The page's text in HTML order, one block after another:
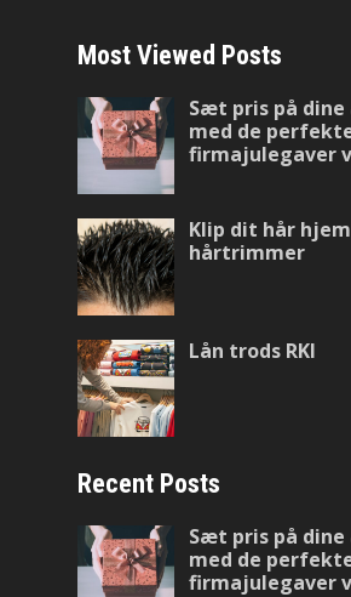
Most Viewed Posts
Sæt pris på
med de
firmajulegaver
Klip dit hår
hårtrimmer
Lån trods RKI
Recent Posts
Sæt pris på
med de
firmajulegaver